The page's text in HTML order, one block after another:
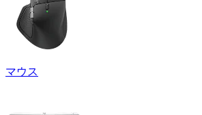
マウス